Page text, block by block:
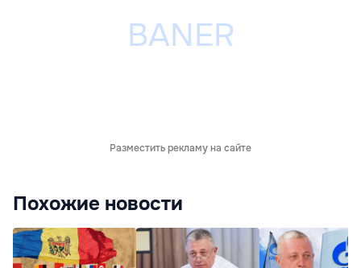
Разместить рекламу на сайте
Похожие новости